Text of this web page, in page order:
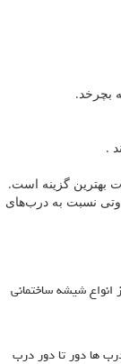
.
بهترین گزینه است.
نسبت به درب‌های
شیشه ساختمانی
ها دور تا دور درب